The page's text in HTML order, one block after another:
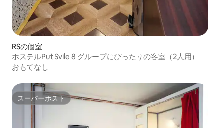
RSの個室
ホステルPut Svile 8 グループにぴったりの客室（2人用）
おもてなし
スーパーホスト
スーパーホスト